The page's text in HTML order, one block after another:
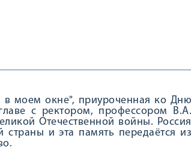
в моем окне", приуроченная ко Дню
с ректором, профессором В.А.
Отечественной войны. Россия
и эта память передаётся из